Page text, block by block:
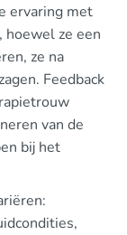
ervaring met
hoewel ze een
ze na
Feedback
van de
bij het